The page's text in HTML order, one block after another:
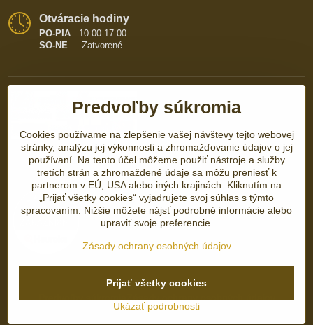
Otváracie hodiny
PO-PIA
10:00-17:00
SO-NE Zatvorené
©2026Copyright
Predvoľby súkromiaZásady ochrany osobných údajov
Vytvorené pomocou:BiznisWeb.sk
Predvoľby súkromia
Cookies používame na zlepšenie vašej návštevy tejto webovej
stránky, analýzu jej výkonnosti a zhromažďovanie údajov o jej
používaní. Na tento účel môžeme použiť nástroje a služby
tretích strán a zhromaždené údaje sa môžu preniesť k
partnerom v EÚ, USA alebo iných krajinách. Kliknutím na
„Prijať všetky cookies“ vyjadrujete svoj súhlas s týmto
spracovaním. Nižšie môžete nájsť podrobné informácie alebo
upraviť svoje preferencie.
Zásady ochrany osobných údajov
Ukázať podrobnosti
Prijať všetky cookies